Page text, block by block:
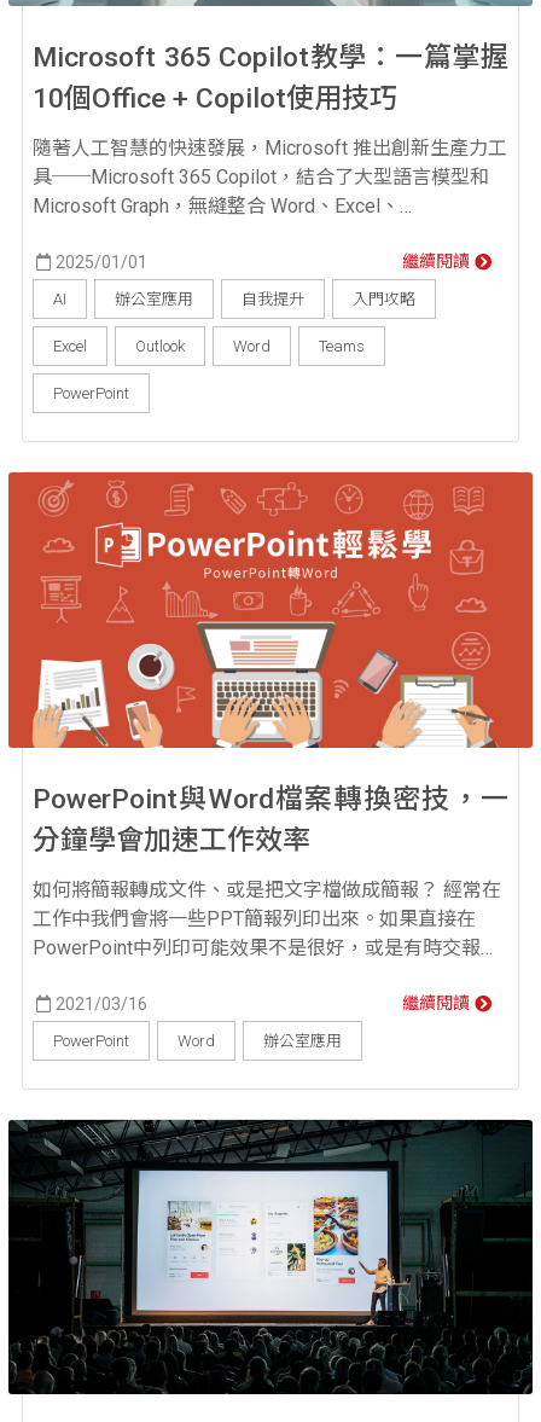
Microsoft 365 Copilot教學：一篇掌握
10個Office + Copilot使用技巧
隨著人工智慧的快速發展，Microsoft 推出創新生產力工
具──Microsoft 365 Copilot，結合了大型語言模型和
Microsoft Graph，無縫整合 Word、Excel、
程式，為專業人士提供自動化協助，簡化日常工作、提
升效率。透過這篇 Microsoft 365 Copilot 教學...
2025/01/01 繼續閱讀
AI 辦公室應用 自我提升 入門攻略
Excel Outlook Word Teams
PowerPoint
PowerPoint與Word檔案轉換密技，一
分鐘學會加速工作效率
如何將簡報轉成文件、或是把文字檔做成簡報？ 經常在
工作中我們會將一些PPT簡報列印出來。如果直接在
PowerPoint中列印可能效果不是很好，或是有時交報告
技巧可以快速將PowerPoint轉Word。下面就為大家介紹
幾種將PPT轉換成Word以及Word轉PowerPoint的方
2021/03/16 繼續閱讀
PowerPoint Word 辦公室應用